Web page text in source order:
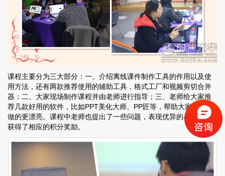
课程主要分为三大部分：一、介绍离线课件制作工具的作用以及使
用方法，还有两款推荐使用的辅助工具，格式工厂和视频剪切合并
器；二、大家现场制作课程并由老师进行指导；三、老师给大家推
荐几款好用的软件，比如PPT美化大师、PP匠等，帮助大家把课件
做的更漂亮。课程中老师也提出了一些问题，表现优异的小伙伴都
获得了相应的积分奖励。